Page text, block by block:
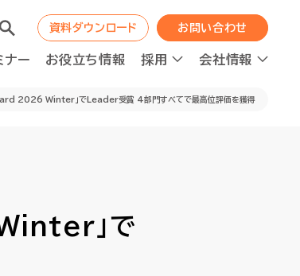
資料ダウンロード お問い合わせ
人材の最適配置
ナー お役立ち情報 採用 会社情報
2026 Winter」でLeader受賞 4部門すべてで最高位評価を獲得
」で
資料ダウンロード お問い合わせ
人材の最適配置
ナー お役立ち情報 採用 会社情報